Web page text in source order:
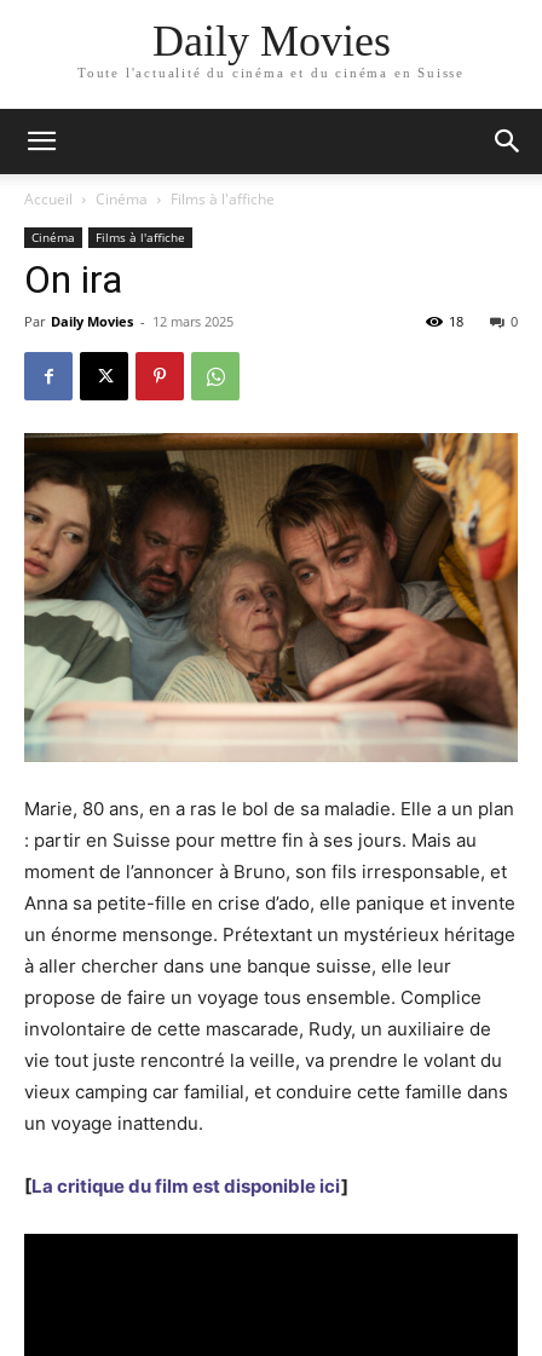
Daily Movies
Toute l'actualité du cinéma et du cinéma en Suisse
Accueil Cinéma Films à l'affiche
Cinéma Films à l'affiche
On ira
Par Daily Movies - 12 mars 2025 0
18
Marie, 80 ans, en a ras le bol de sa maladie. Elle a un plan
: partir en Suisse pour mettre fin à ses jours. Mais au
moment de l’annoncer à Bruno, son fils irresponsable, et
Anna sa petite-fille en crise d’ado, elle panique et invente
un énorme mensonge. Prétextant un mystérieux héritage
à aller chercher dans une banque suisse, elle leur
propose de faire un voyage tous ensemble. Complice
involontaire de cette mascarade, Rudy, un auxiliaire de
vie tout juste rencontré la veille, va prendre le volant du
vieux camping car familial, et conduire cette famille dans
un voyage inattendu.
[La critique du film est disponible ici]